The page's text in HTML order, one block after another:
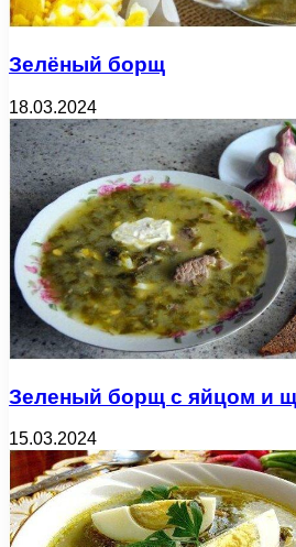
Зелёный борщ
18.03.2024
Зеленый борщ с яйцом и
15.03.2024